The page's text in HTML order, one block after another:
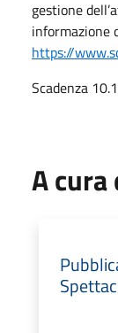
gestione
informazione
https://
Scadenza
A cura